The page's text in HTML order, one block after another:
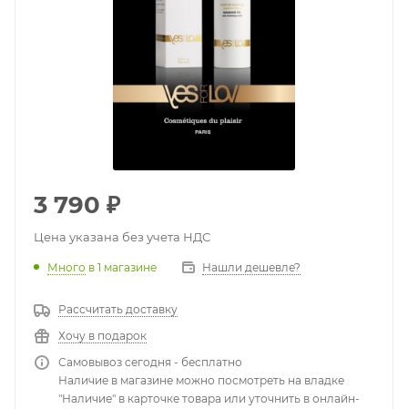
3 790 ₽
Цена указана без учета НДС
Много в 1 магазине Нашли дешевле?
Рассчитать доставку
Хочу в подарок
Самовывоз сегодня - бесплатно
Наличие в магазине можно посмотреть на владке
"Наличие" в карточке товара или уточнить в онлайн-